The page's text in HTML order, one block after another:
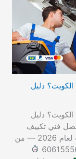
دليل
دليل
تختار أفضل فني تكييف
مركزي في الكويت؟ دليل شامل ومحدّث لعام 2026 — من